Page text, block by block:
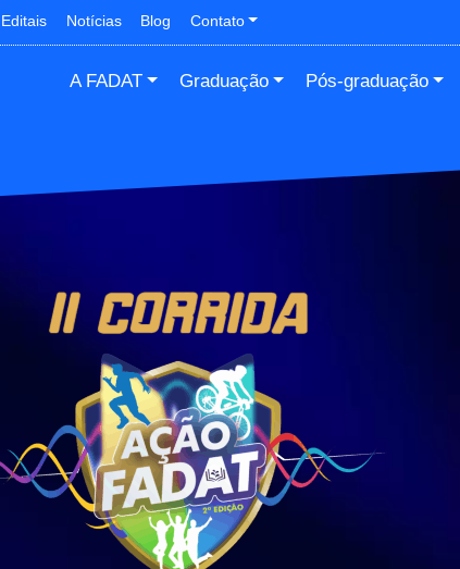
Editais Notícias Blog Contato
A FADAT Graduação Pós-graduação